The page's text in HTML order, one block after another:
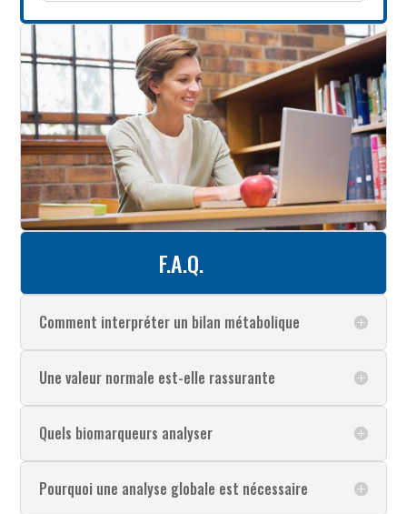
F.A.Q.
Comment interpréter un bilan métabolique
Une valeur normale est-elle rassurante
Quels biomarqueurs analyser
Pourquoi une analyse globale est nécessaire